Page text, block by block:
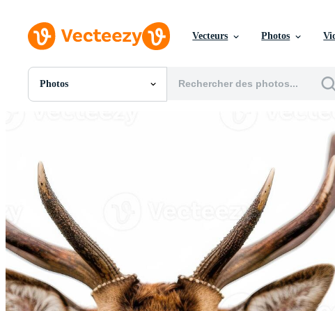
Vecteurs Photos
Photos
Toutes Images
Vidéos
Motion graphics
Images Éditoriales
Événements Éditoriaux